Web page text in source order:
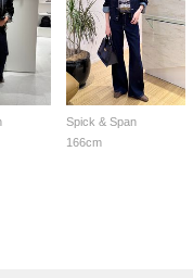
Spick & Span
166cm